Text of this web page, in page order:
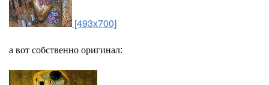
[493x700]
а вот собственно оригинал: